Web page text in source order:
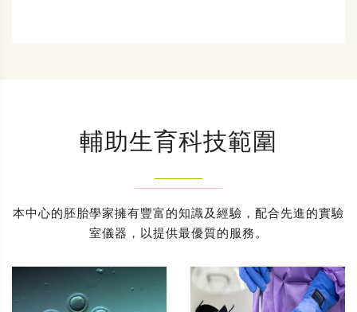
輔助生育科技範圍
本中心的胚胎學家擁有豐富的知識及經驗，配合先進的實驗
室儀器，以提供最優質的服務。